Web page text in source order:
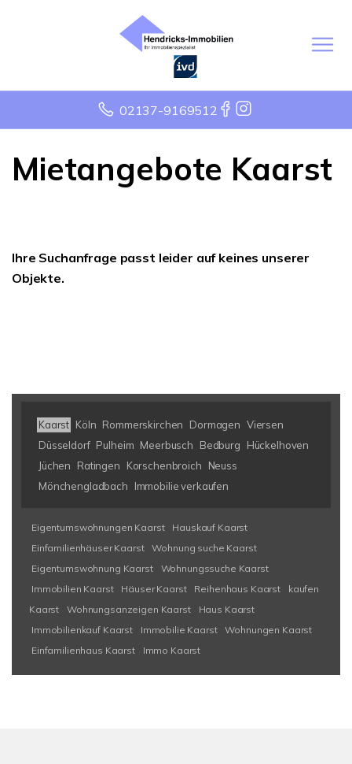
02137-9169512
Mietangebote Kaarst
Ihre Suchanfrage passt leider auf keines unserer
Objekte.
Kaarst Köln Rommerskirchen Dormagen Viersen
Düsseldorf Pulheim Meerbusch Bedburg
Hückelhoven
Jüchen
Ratingen Korschenbroich
Neuss
Mönchengladbach
Immobilie verkaufen
Eigentumswohnungen Kaarst
Hauskauf Kaarst
Einfamilienhäuser Kaarst
Wohnung suche Kaarst
Eigentumswohnung Kaarst
Wohnungssuche Kaarst
Immobilien Kaarst
Häuser Kaarst Reihenhaus Kaarst
kaufen
Kaarst
Wohnungsanzeigen Kaarst
Haus Kaarst
Immobilienkauf Kaarst
Immobilie Kaarst
Wohnungen Kaarst
Einfamilienhaus Kaarst
Immo Kaarst